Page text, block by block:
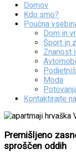
Domov
Kdo smo?
Poučna
Dom in
Šport in
Znanost
Moda
Kontaktirajte
Premišljeno
sproščen oddih